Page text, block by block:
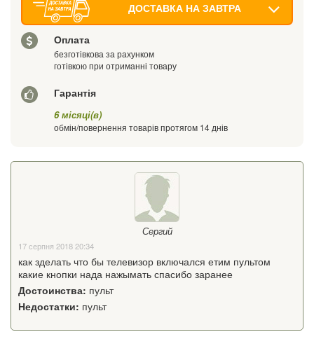
ДОСТАВКА НА ЗАВТРА
Оплата
безготівкова за рахунком
готівкою при отриманні товару
Гарантія
6 місяці(в)
обмін/повернення товарів протягом 14 днів
Сергий
17 серпня 2018 20:34
как зделать что бы телевизор включался етим пультом
какие кнопки нада нажымать спасибо заранее
Достоинства: пульт
Недостатки: пульт